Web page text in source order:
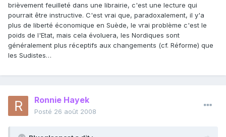
brièvement feuilleté dans une librairie, c'est une lecture qui
pourrait être instructive. C'est vrai que, paradoxalement, il y'a
plus de liberté économique en Suède, le vrai problème c'est le
poids de l'Etat, mais cela évoluera, les Nordiques sont
généralement plus réceptifs aux changements (cf. Réforme) que
les Sudistes…
Ronnie Hayek
Posté 26 août 2008